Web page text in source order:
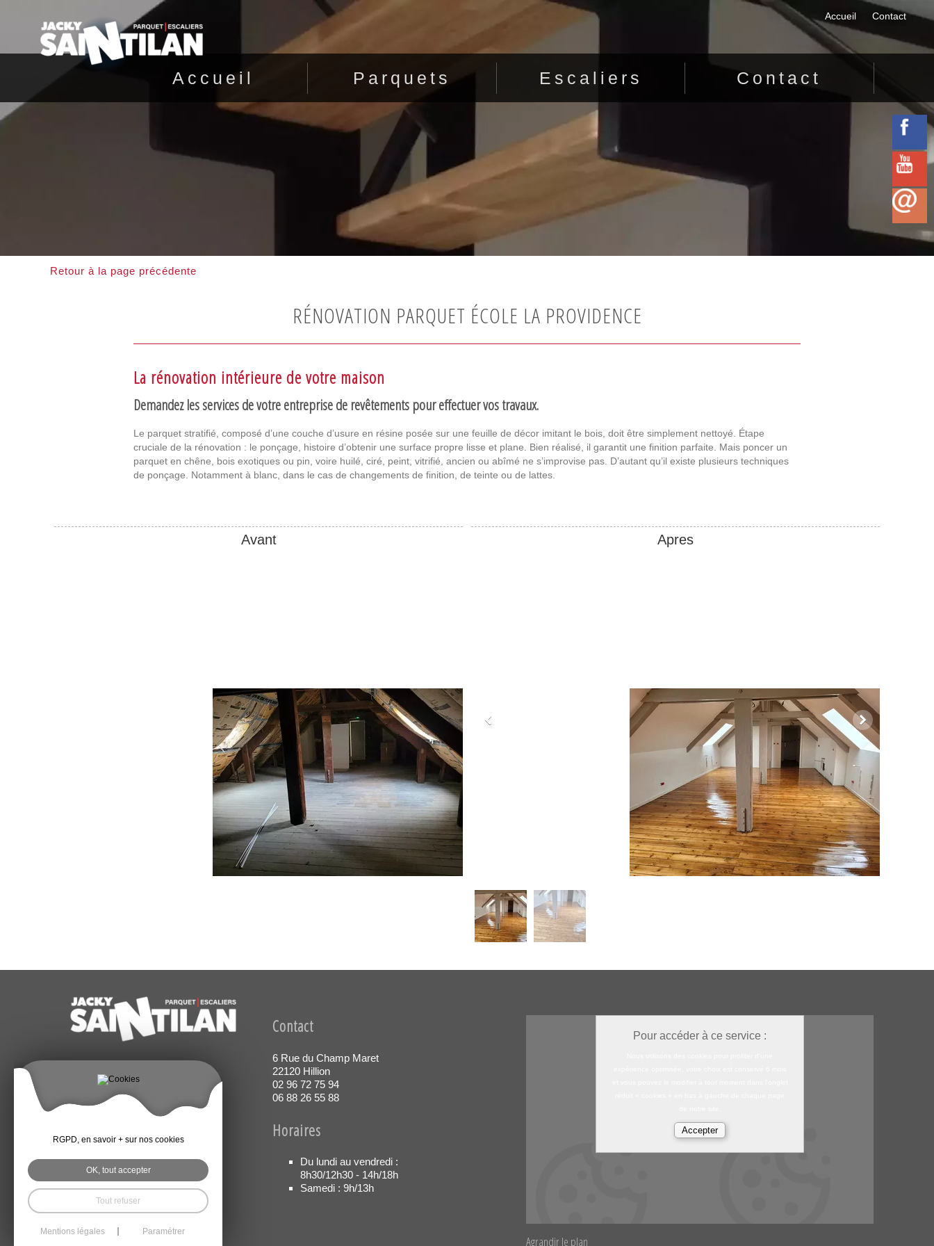
Accueil Parquets Escaliers Contact
Accueil Contact
Retour à la page précédente
RÉNOVATION PARQUET ÉCOLE LA PROVIDENCE
La rénovation intérieure de votre maison
Demandez les services de votre entreprise de revêtements pour effectuer vos travaux.
Le parquet stratifié, composé d’une couche d’usure en résine posée sur une feuille de décor imitant le bois, doit être simplement nettoyé. Étape
cruciale de la rénovation : le ponçage, histoire d’obtenir une surface propre lisse et plane. Bien réalisé, il garantit une finition parfaite. Mais poncer un
parquet en chêne, bois exotiques ou pin, voire huilé, ciré, peint, vitrifié, ancien ou abîmé ne s’improvise pas. D’autant qu’il existe plusieurs techniques
de ponçage. Notamment à blanc, dans le cas de changements de finition, de teinte ou de lattes.
Avant Apres
Escaliers
Mentions légales
Pour accéder à ce service :
Agrandir le plan
Contact
6 Rue du Champ Maret
22120 Hillion
02 96 72 75 94
06 88 26 55 88
Horaires
Du lundi au vendredi :
8h30/12h30 - 14h/18h
Samedi : 9h/13h
RGPD, en savoir + sur nos cookies
OK, tout accepter
Tout refuser
Mentions légales Paramétrer